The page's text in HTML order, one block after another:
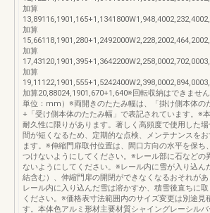
加算
加算
加算
加算
加算20,88024,1901,670+1,640※回転収納はできませ
単位：mm）※両開きのたたみ幅は、「掛け側本体の
+「受け側本体のたたみ幅」で表記されています。※
耐久性に限りがあります。著しく高頻度で使用した場
間が短くなるため、定期的な点検、メンテナンスをお
ます。※伸縮門扉取付位置は、間口方向の水平を保ち
つけないようにしてください。※レール部に石などの
ないようにしてください。※レール内に雪が入り込ん
結含む）、伸縮門扉の開閉ができなくなるおそれがあ
レール内に入り込んだ雪は溶かすか、積雪後直ちに取
ください。※価格表寸法範囲内のサイズ変更は別途見
す。本体色アルミ形材主要材質シャイングレーシルバ